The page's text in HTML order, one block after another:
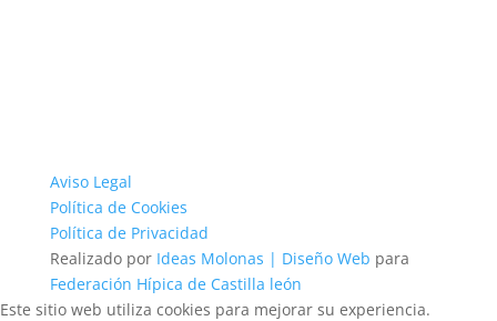
Aviso Legal
Política de Cookies
Política de Privacidad
Realizado por Ideas Molonas | Diseño Web para
Federación Hípica de Castilla león
Este sitio web utiliza cookies para mejorar su experiencia.